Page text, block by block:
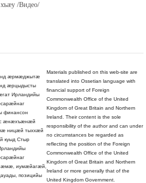
/Видео/
æрмæджытæ
æрцыдысты
Ирландийы
финансон
æнæхъæнæй
ницæй тыххæй
куыд Стыр
æмæ, иумæйагæй,
позицийы
Materials published on this web-site are
translated into Ossetian language with
financial support of Foreign
Commonwealth Office of the United
Kingdom of Great Britain and Northern
Ireland. Their content is the sole
responsibility of the author and can under
no circumstances be regarded as
reflecting the position of the Foreign
Commonwealth Office of the United
Kingdom of Great Britain and Northern
Ireland or more generally that of the
United Kingdom Government.